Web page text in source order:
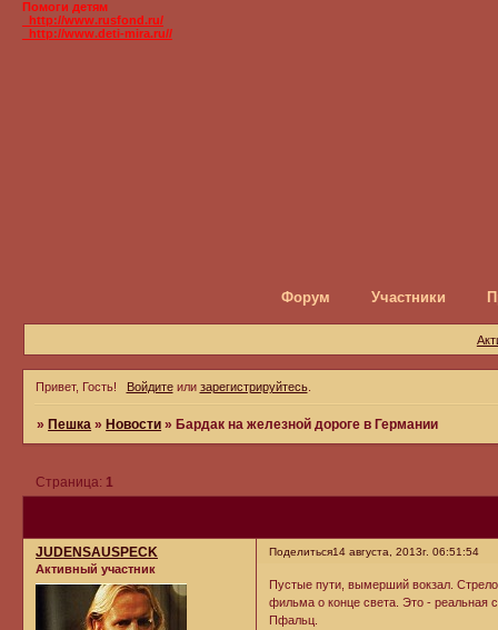
Помоги детям
_http://www.rusfond.ru/
_http://www.deti-mira.ru//
Форум Участники
Привет, Гость! Войдитеили зарегистрируйтесь.
» Пешка » Новости » Бардак на железной дороге в Германии
Страница: 1
Поделиться14 августа, 2013г. 06:51:54
JUDENSAUSPECK
Активный участник
Пустые пути, вымерший вокзал.
фильма о конце света. Это - реальная
Пфальц.